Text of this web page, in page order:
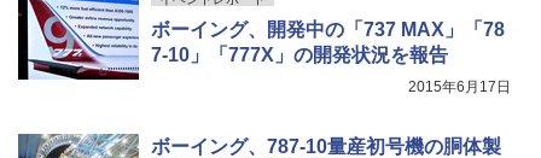
ボーイング、開発中の「737 MAX」「78
7-10」「777X」の開発状況を報告
2015年6月17日
ボーイング、787-10量産初号機の胴体製